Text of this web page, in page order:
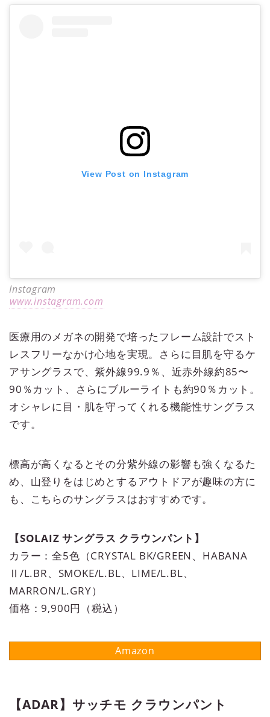
View Post on Instagram
Instagram
www.instagram.com
医療用のメガネの開発で培ったフレーム設計でスト
レスフリーなかけ心地を実現。さらに目肌を守るケ
アサングラスで、紫外線99.9％、近赤外線約85〜
90％カット、さらにブルーライトも約90％カット。
オシャレに目・肌を守ってくれる機能性サングラス
です。
標高が高くなるとその分紫外線の影響も強くなるた
め、山登りをはじめとするアウトドアが趣味の方に
も、こちらのサングラスはおすすめです。
【SOLAIZ サングラス クラウンパント】
カラー：全5色（CRYSTAL BK/GREEN、HABANA
Ⅱ/L.BR、SMOKE/L.BL、LIME/L.BL、
MARRON/L.GRY）
価格：9,900円（税込）
【ADAR】サッチモ クラウンパント